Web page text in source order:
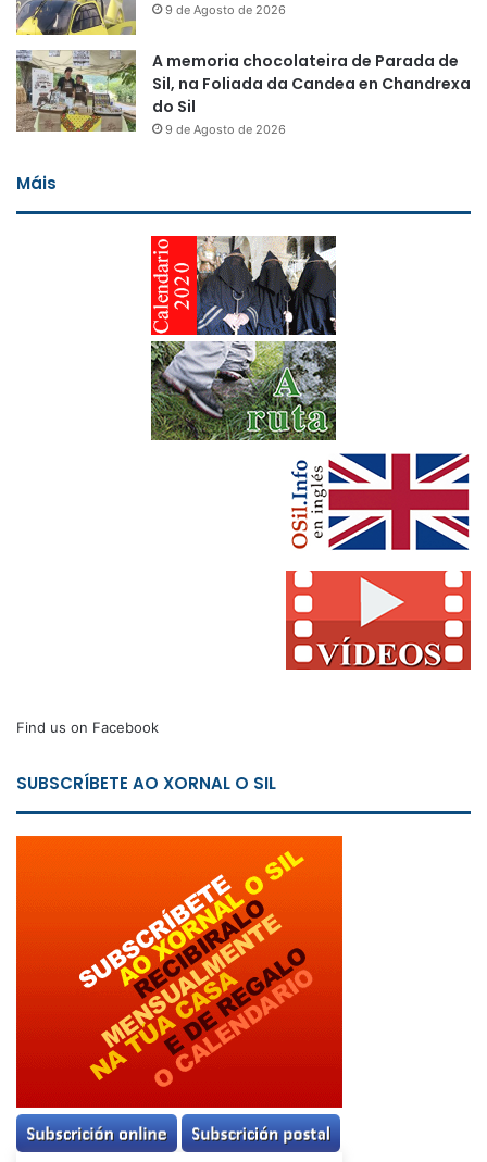
9 de Agosto de 2026
A memoria chocolateira de Parada de
Sil, na Foliada da Candea en Chandrexa
do Sil
9 de Agosto de 2026
Máis
Find us on Facebook
SUBSCRÍBETE AO XORNAL O SIL